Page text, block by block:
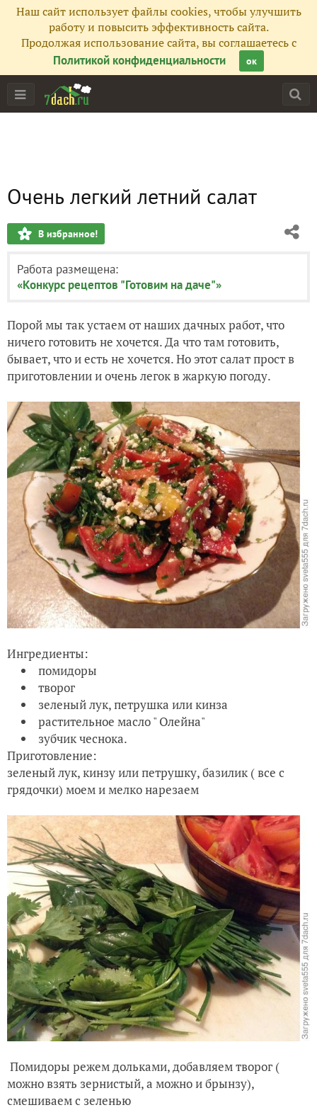
Наш сайт использует файлы cookies, чтобы улучшить
работу и повысить эффективность сайта.
Продолжая использование сайта, вы соглашаетесь с
Политикой конфиденциальности
ок
Очень легкий летний салат
В избранное!
Работа размещена:
«Конкурс рецептов "Готовим на даче"»
Порой мы так устаем от наших дачных работ, что
ничего готовить не хочется. Да что там готовить,
бывает, что и есть не хочется. Но этот салат прост в
приготовлении и очень легок в жаркую погоду.
Ингредиенты:
помидоры
творог
зеленый лук, петрушка или кинза
растительное масло " Олейна"
зубчик чеснока.
Приготовление:
зеленый лук, кинзу или петрушку, базилик ( все с
грядочки) моем и мелко нарезаем
Помидоры режем дольками, добавляем творог (
можно взять зернистый, а можно и брынзу),
смешиваем с зеленью